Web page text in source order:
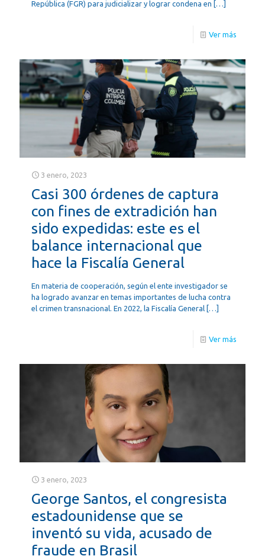
República (FGR) para judicializar y lograr condena en […]
Ver más
3 enero, 2023
Casi 300 órdenes de captura
con fines de extradición han
sido expedidas: este es el
balance internacional que
hace la Fiscalía General
En materia de cooperación, según el ente investigador se
ha logrado avanzar en temas importantes de lucha contra
el crimen transnacional. En 2022, la Fiscalía General […]
Ver más
3 enero, 2023
George Santos, el congresista
estadounidense que se
inventó su vida, acusado de
fraude en Brasil